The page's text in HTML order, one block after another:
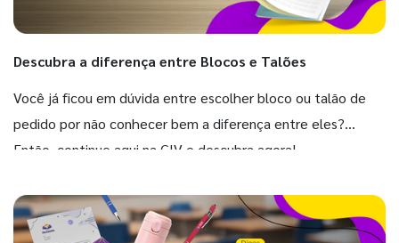
Descubra a diferença entre Blocos e Talões
Você já ficou em dúvida entre escolher bloco ou talão de
pedido por não conhecer bem a diferença entre eles?
Então, continue aqui na GIV e descubra agora!